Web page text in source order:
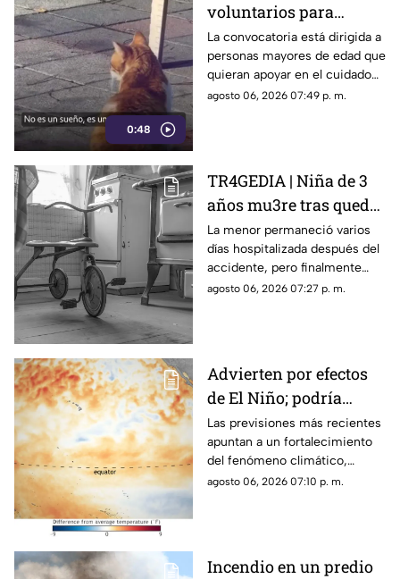
0:48
voluntarios para
cuidar gatos en una
isla de Grecia
La convocatoria está dirigida a
personas mayores de edad que
quieran apoyar en el cuidado
de gatos rescatados mientras
agosto 06, 2026 07:49 p. m.
TR4GEDIA | Niña de 3
años mu3re tras quedar
atrapada en un juguete
La menor permaneció varios
días hospitalizada después del
accidente, pero finalmente
perdió la vida a causa de una
agosto 06, 2026 07:27 p. m.
Advierten por efectos
de El Niño; podría
alcanzar intensidad
histórica
Las previsiones más recientes
apuntan a un fortalecimiento
del fenómeno climático,
mientras varios países ya
agosto 06, 2026 07:10 p. m.
Incendio en un predio